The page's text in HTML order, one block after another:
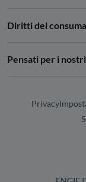
Diritti del
Pensati per i
Privacy